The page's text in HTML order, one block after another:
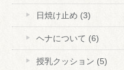
日焼け止め (3)
ヘナについて (6)
授乳クッション (5)